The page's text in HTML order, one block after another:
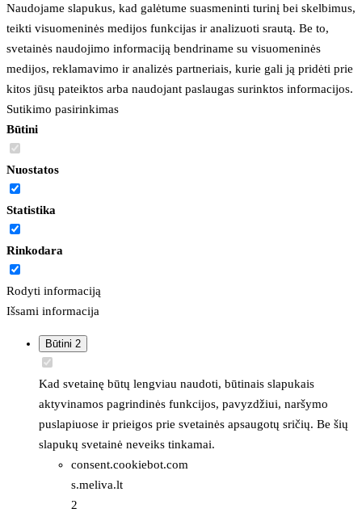
Naudojame slapukus, kad galėtume suasmeninti turinį bei skelbimus,
teikti visuomeninės medijos funkcijas ir analizuoti srautą. Be to,
svetainės naudojimo informaciją bendriname su visuomeninės
medijos, reklamavimo ir analizės partneriais, kurie gali ją pridėti prie
kitos jūsų pateiktos arba naudojant paslaugas surinktos informacijos.
Sutikimo pasirinkimas
Būtini
Nuostatos
Statistika
Rinkodara
Rodyti informaciją
Išsami informacija
Būtini 2
Kad svetainę būtų lengviau naudoti, būtinais slapukais
aktyvinamos pagrindinės funkcijos, pavyzdžiui, naršymo
puslapiuose ir prieigos prie svetainės apsaugotų sričių. Be šių
slapukų svetainė neveiks tinkamai.
consent.cookiebot.com
s.meliva.lt
2